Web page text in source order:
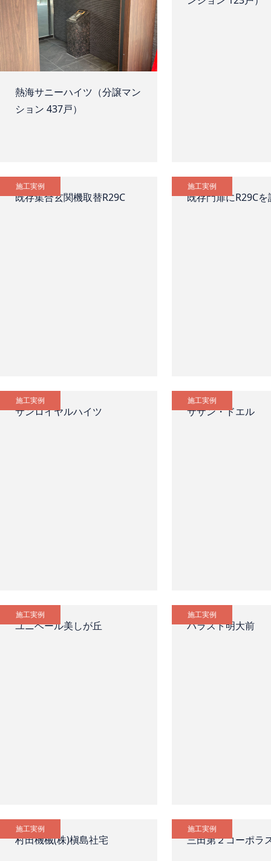
熱海サニーハイツ（分譲マン
ション 437戸）
施工実例
既存集合玄関機取替R29C
施工実例
既存門扉にR29Cを
施工実例
サンロイヤルハイツ
施工実例
サザン・ドエル
施工実例
ユニベール美しが丘
施工実例
パラスト明大前
施工実例
村田機械(株)槇島社宅
施工実例
三田第２コーポラ